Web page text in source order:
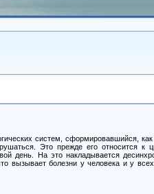
систем, сформировавшийся, как
Это прежде его относится к
день. На это накладывается
вызывает болезни у человека и у